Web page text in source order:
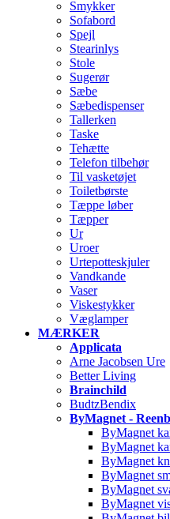
Smykker
Sofabord
Spejl
Stearinlys
Stole
Sugerør
Sæbe
Sæbedispenser
Tallerken
Taske
Tehætte
Telefon tilbehør
Til vasketøjet
Toiletbørste
Tæppe løber
Tæpper
Ur
Uroer
Urtepotteskjuler
Vandkande
Vaser
Viskestykker
Væglamper
MÆRKER
Applicata
Arne Jacobsen Ure
Better Living
Brainchild
BudtzBendix
ByMagnet -
ByMagnet
ByMagnet
ByMagnet
ByMagnet
ByMagnet
ByMagnet